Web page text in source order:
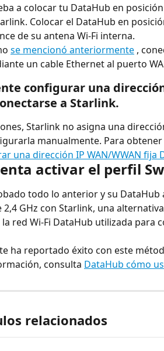
a colocar tu DataHub en
Colocar el DataHub en
de su antena Wi-Fi interna.
se mencionó anteriormente ,
un cable Ethernet al puerto
configurar una
a Starlink.
Starlink no asigna una
manualmente. Para
una dirección IP WAN/WWAN fija
activar el perfil
todo lo anterior y su
2,4 GHz con Starlink, una
red Wi-Fi DataHub utilizada para
ha reportado éxito con este
consulta DataHub cómo
relacionados